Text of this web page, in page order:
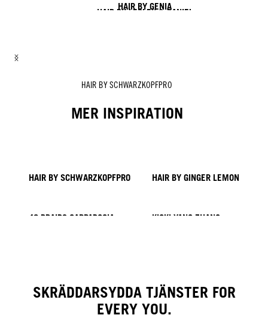
HAIR BY GENIA
HAIR BY LESLEY & DANIEL
HAIR BY SCHWARZKOPFPRO
MER INSPIRATION
HAIR BY SCHWARZKOPFPRO HAIR BY GINGER LEMON
40 BRAIDS CAPPADOCIA KICKI YANG ZHANG
SKRÄDDARSYDDA TJÄNSTER FOR
EVERY YOU.